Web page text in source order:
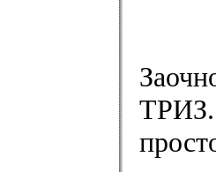
ТРИЗ.